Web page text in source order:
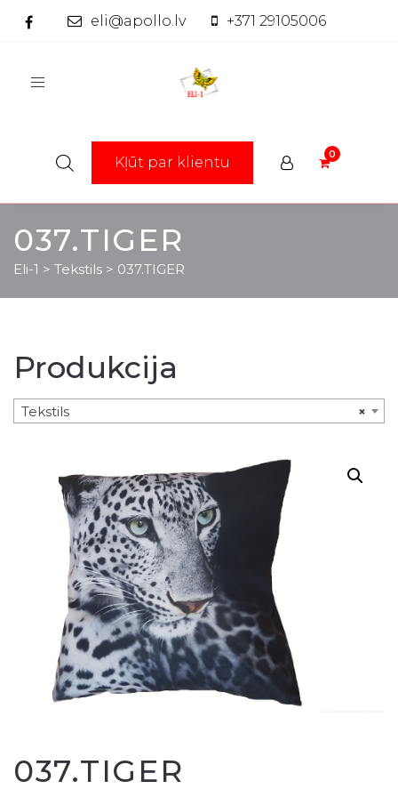
eli@apollo.lv +371 29105006
Toggle
Kļūt par klientu
037.TIGER
Eli-1 > Tekstils > 037.TIGER
Produkcija
×
Tekstils
037.TIGER